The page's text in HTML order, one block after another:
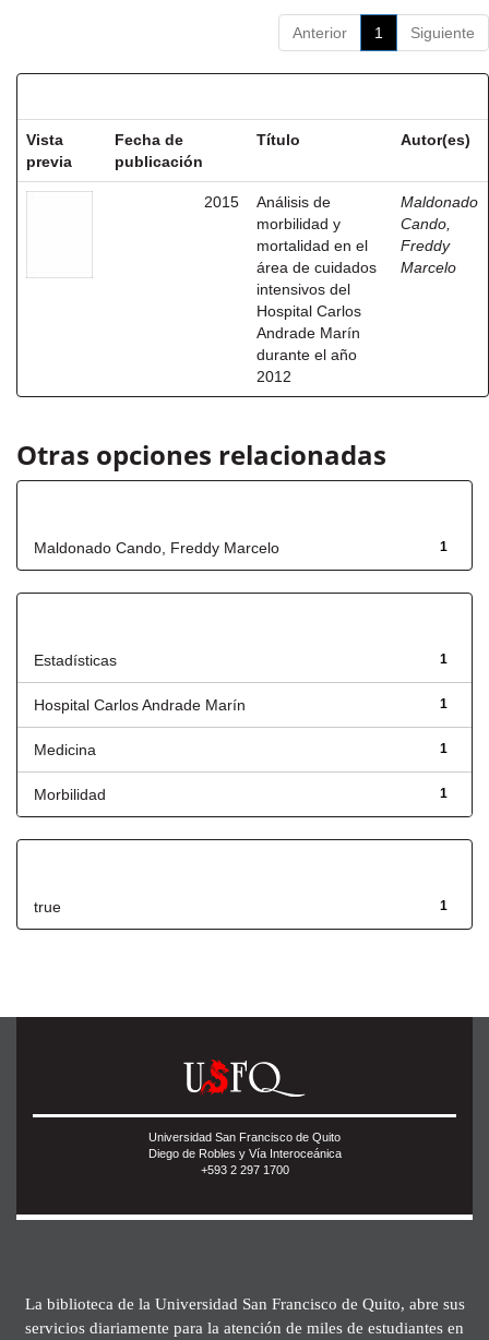
Anterior 1 Siguiente
Vista
previa
Fecha de
publicación
Título Autor(es)
2015
Análisis de
morbilidad y
mortalidad en el
área de cuidados
intensivos del
Hospital Carlos
Andrade Marín
durante el año
2012
Maldonado
Cando,
Freddy
Marcelo
Otras opciones relacionadas
1
Maldonado Cando, Freddy Marcelo
1
Estadísticas
1
Hospital Carlos Andrade Marín
1
Medicina
1
Morbilidad
1
true
Universidad San Francisco de Quito
Diego de Robles y Vía Interoceánica
+593 2 297 1700
La biblioteca de la Universidad San Francisco de Quito, abre sus
servicios diariamente para la atención de miles de estudiantes en